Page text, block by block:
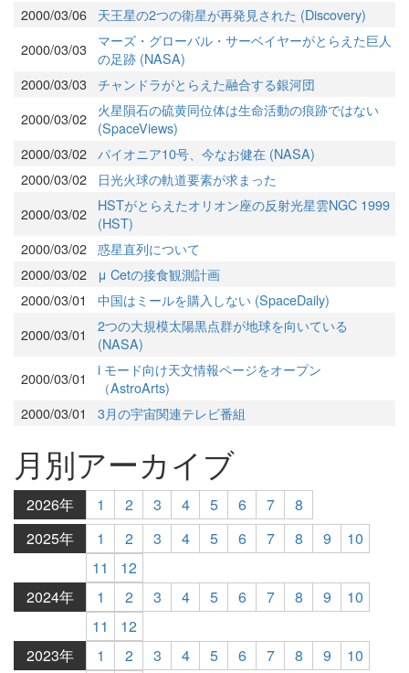
2000/03/06
天王星の2つの衛星が再発見された (Discovery)
2000/03/03
マーズ・グローバル・サーベイヤーがとらえた巨人
の足跡 (NASA)
2000/03/03 チャンドラがとらえた融合する銀河団
2000/03/02
火星隕石の硫黄同位体は生命活動の痕跡ではない
(SpaceViews)
2000/03/02 パイオニア10号、今なお健在 (NASA)
2000/03/02
日光火球の軌道要素が求まった
2000/03/02
HSTがとらえたオリオン座の反射光星雲NGC 1999
(HST)
2000/03/02 惑星直列について
2000/03/02
μ Cetの接食観測計画
2000/03/01
中国はミールを購入しない (SpaceDaily)
2000/03/01
2つの大規模太陽黒点群が地球を向いている
(NASA)
2000/03/01
i モード向け天文情報ページをオープン
（AstroArts)
2000/03/01
3月の宇宙関連テレビ番組
月別アーカイブ
2026年 1 2 3 4 5 6 7
8
2025年
1 2 3 4 5 6 7 8 9
10
11
12
2024年
1 2 3 4 5 6 7 8 9
10
11
12
2023年
1 2 3 4 5 6 7 8 9
10